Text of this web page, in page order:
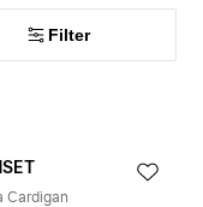
Filter
Cardigan